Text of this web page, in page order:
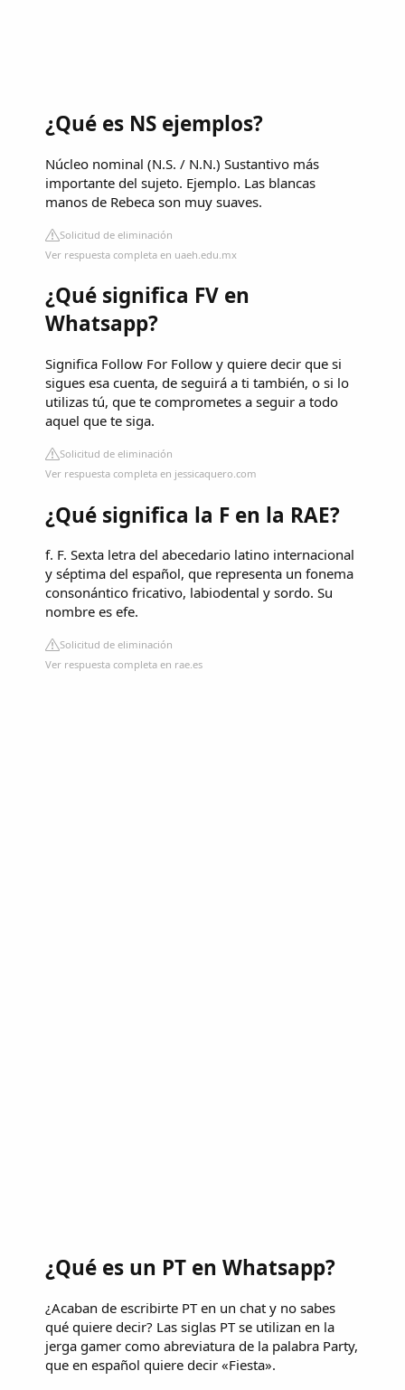
¿Qué es NS ejemplos?
Núcleo nominal (N.S. / N.N.) Sustantivo más
importante del sujeto. Ejemplo. Las blancas
manos de Rebeca son muy suaves.
Solicitud de eliminación
Ver respuesta completa en uaeh.edu.mx
¿Qué significa FV en
Whatsapp?
Significa Follow For Follow y quiere decir que si
sigues esa cuenta, de seguirá a ti también, o si lo
utilizas tú, que te comprometes a seguir a todo
aquel que te siga.
Solicitud de eliminación
Ver respuesta completa en jessicaquero.com
¿Qué significa la F en la RAE?
f. F. Sexta letra del abecedario latino internacional
y séptima del español, que representa un fonema
consonántico fricativo, labiodental y sordo. Su
nombre es efe.
Solicitud de eliminación
Ver respuesta completa en rae.es
¿Qué es un PT en Whatsapp?
¿Acaban de escribirte PT en un chat y no sabes
qué quiere decir? Las siglas PT se utilizan en la
jerga gamer como abreviatura de la palabra Party,
que en español quiere decir «Fiesta».